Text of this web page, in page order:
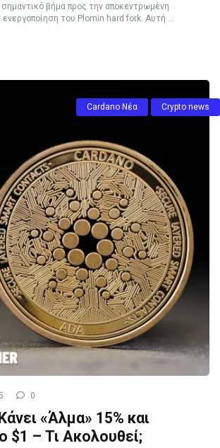
σημαντικό βήμα προς την αποκεντρωμένη
του Plomin hard fork. Αυτή ...
Cardano Νέα Crypto news
0
«Άλμα» 15% και
$1 – Τι Ακολουθεί;